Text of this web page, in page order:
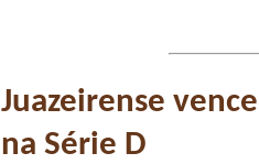
Juazeirense
na Série D